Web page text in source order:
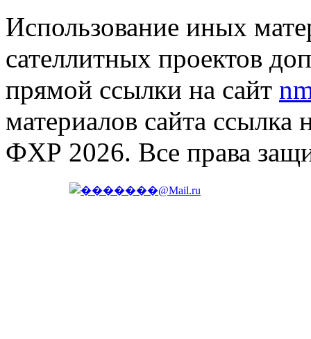
Использование иных
сателлитных проектов
прямой ссылки на сайт
материалов сайта ссылка
ФХР 2026. Все права